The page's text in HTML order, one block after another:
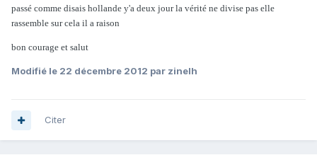
passé comme disais hollande y'a deux jour la vérité ne divise pas elle
rassemble sur cela il a raison
bon courage et salut
Modifié le 22 décembre 2012 par zinelh
Citer